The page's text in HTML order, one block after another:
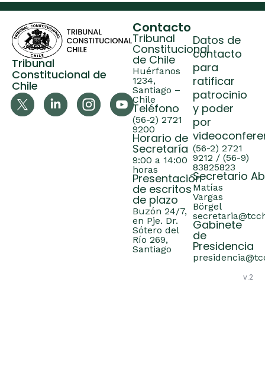
Tribunal
Constitucional de
Chile
Contacto
Tribunal
Constitucional
de Chile
Huérfanos
1234,
Santiago –
Chile
Teléfono
(56-2) 2721
9200
Horario de
Secretaría
9:00 a 14:00
horas
Presentación
de escritos
de plazo
Buzón 24/7,
en Pje. Dr.
Sótero del
Río 269,
Santiago
Datos de
contacto
para
ratificar
patrocinio
y poder
por
(56-2) 2721
9212 / (56-9)
83825823
Secretario
Matías
Vargas
Börgel
Gabinete
de
Presidencia
v.2